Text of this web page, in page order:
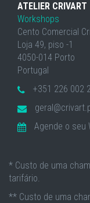
ATELIER CRIVART
Workshops
Cento Comercial
Loja 49, piso -1
4050-014 Porto
Portugal
+351 226 002
Agende o seu
* Custo de uma
tarifário.
** Custo de uma